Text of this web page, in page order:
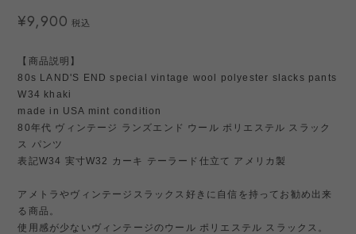
¥9,900 税込
【商品説明】
80s LAND'S END special vintage wool polyester slacks pants
W34 khaki
made in USA mint condition
80年代 ヴィンテージ ランズエンド ウール ポリエステル スラック
ス パンツ
表記W34 実寸W32 カーキ テーラード仕立て アメリカ製
アメトラやヴィンテージスラックス好きに自信を持ってお勧め出来
る商品。
使用感が少ないヴィンテージのウール ポリエステル スラックス。